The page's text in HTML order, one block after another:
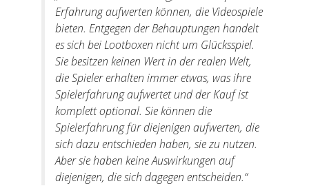
Erfahrung aufwerten können, die Videospiele
bieten. Entgegen der Behauptungen handelt
es sich bei Lootboxen nicht um Glücksspiel.
Sie besitzen keinen Wert in der realen Welt,
die Spieler erhalten immer etwas, was ihre
Spielerfahrung aufwertet und der Kauf ist
komplett optional. Sie können die
Spielerfahrung für diejenigen aufwerten, die
sich dazu entschieden haben, sie zu nutzen.
Aber sie haben keine Auswirkungen auf
diejenigen, die sich dagegen entscheiden.“